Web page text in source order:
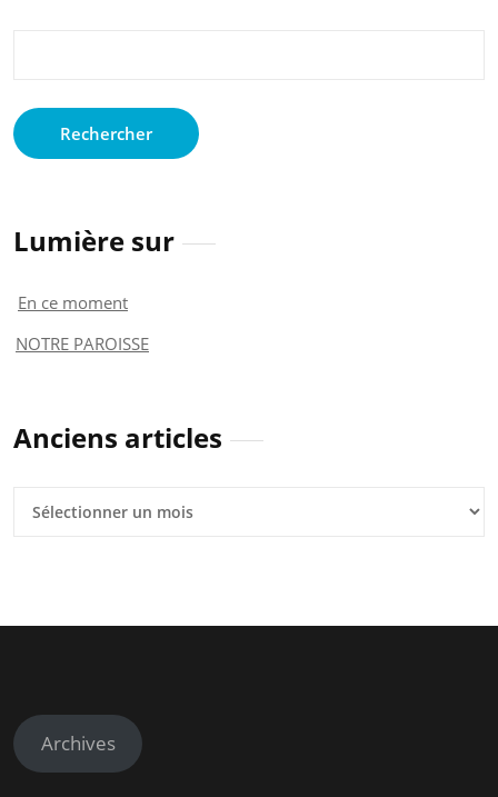
Lumière sur
En ce moment
NOTRE PAROISSE
Anciens articles
articles
Archives